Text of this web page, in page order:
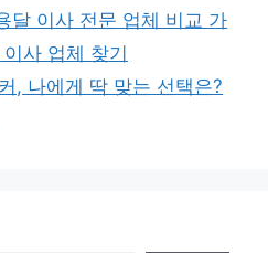
달 이사 전문 업체 비교 가
사 업체 찾기
, 나에게 딱 맞는 선택은?